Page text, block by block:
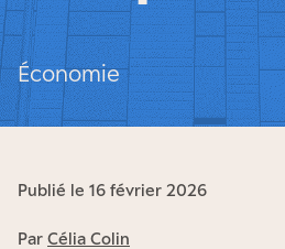
Économie
Publié le 16 février 2026
Par Célia Colin